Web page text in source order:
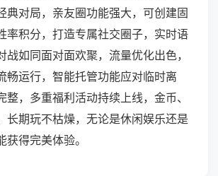
典对局，亲友圈功能强大，可创建固
率积分，打造专属社交圈子，实时语
战如同面对面欢聚，流量优化出色，
畅运行，智能托管功能应对临时离
整，多重福利活动持续上线，金币、
长期玩不枯燥，无论是休闲娱乐还是
得完美体验。